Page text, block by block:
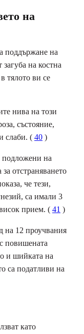
на
поддържане на
на костна
тялото ви се
нива на този
, състояние,
слаби. ( 40 )
на
отстраняването
че тези,
са имали 3
прием. ( 41 )
на 12 проучвания
повишената
и шийката на
са податливи на
като